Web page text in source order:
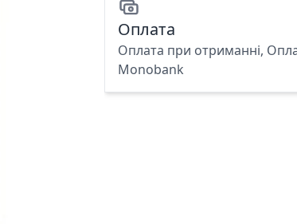
Оплата
Оплата при отриманні,
Monobank